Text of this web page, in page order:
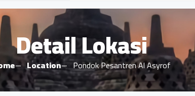
Detail Lokasi
Location Pondok Pesantren Al Asyrof